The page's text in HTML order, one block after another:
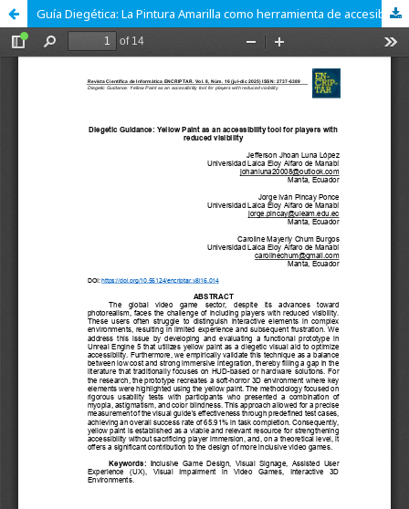
Guía Diegética: La Pintura Amarilla como herramienta de accesibilidad para jugadores con visibilidad reducida